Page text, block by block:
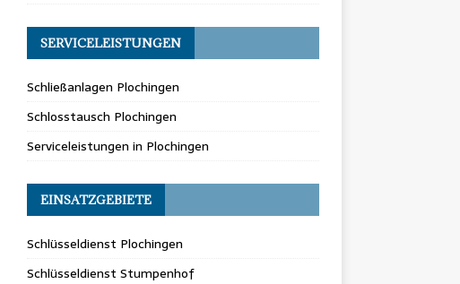
SERVICELEISTUNGEN
Schließanlagen Plochingen
Schlosstausch Plochingen
Serviceleistungen in Plochingen
EINSATZGEBIETE
Schlüsseldienst Plochingen
Schlüsseldienst Stumpenhof